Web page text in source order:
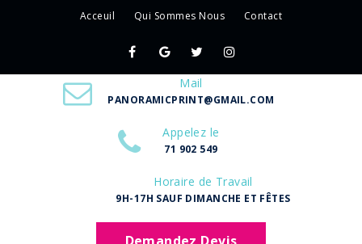
Acceuil Qui Sommes Nous Contact
Mail
PANORAMICPRINT@GMAIL.COM
Appelez le
71 902 549
Horaire de Travail
9H-17H SAUF DIMANCHE ET FÊTES